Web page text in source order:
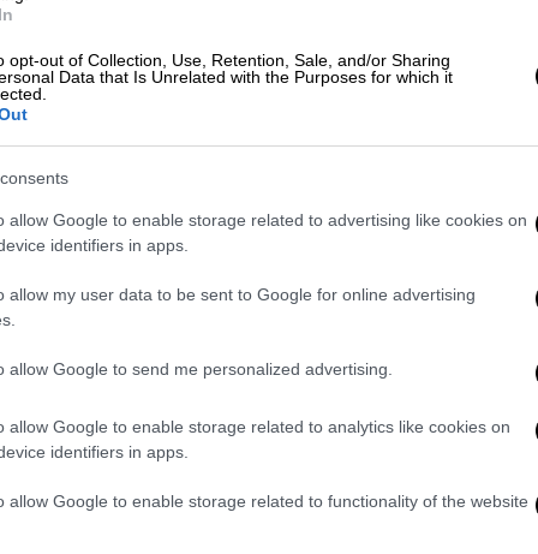
opt-out of Collection, Use, Retention, Sale, and/or Sharing
Data that Is Unrelated with the Purposes for which it
allow Google to enable storage related to advertising like cookies on
identifiers in apps.
allow my user data to be sent to Google for online advertising
allow Google to send me personalized advertising.
allow Google to enable storage related to analytics like cookies on
identifiers in apps.
allow Google to enable storage related to functionality of the website
και ακολούθησε η Μπριζίτ Μακρόν, η
στην τοποθέτηση του δικού της
περισυλλογής, η Πρώτη Κυρία άπλωσε
φάνηκε κάπως διστακτικήνα προσφέρει το
ασυνήθιστο
η Μπριζίτέσφιξε απαλά το χέρι της
γυναίκες στάθηκαν μαζί μπροστά στο
Μπριζίτ, η επαφή με τη βασιλική
Ενώ ο επίσημος ιστότοπος της
δεν υπάρχουν «υποχρεωτικοί κώδικες
βασίλισσα ή άλλους βασιλικούς, υπάρχει
κατά της σωματικής επαφής.
Royal protocol as she tries to
memorial in Normandy